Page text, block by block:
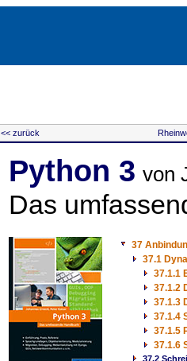
<< zurück
Python 3 von
Das
37
37.1
37.1.1
37.1.2
37.1.3
37.1.4
37.1.5
37.1.6
37.2